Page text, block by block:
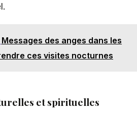
Messages des anges dans les
ces visites nocturnes
et spirituelles